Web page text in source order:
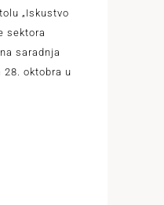
„Iskustvo
sektora
saradnja
28. oktobra u